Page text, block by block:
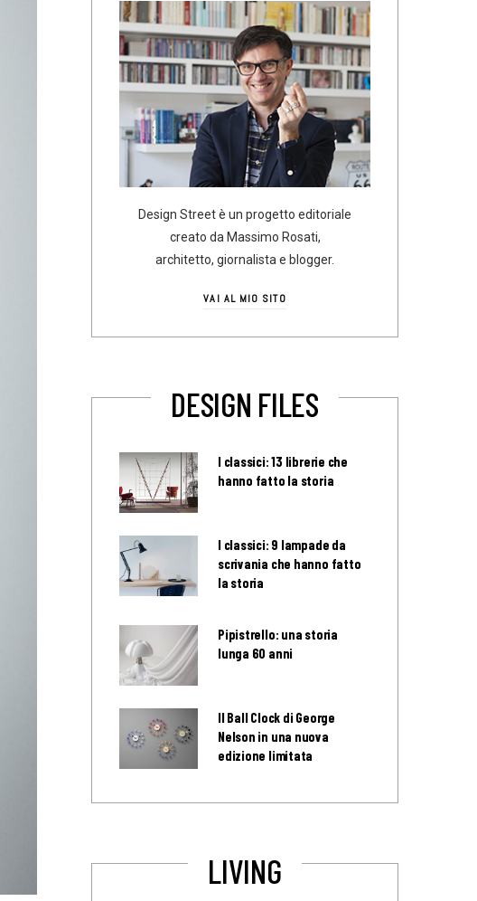
Design Street è un progetto editoriale
creato da Massimo Rosati,
architetto, giornalista e blogger.
VAI AL MIO SITO
DESIGN FILES
I classici: 13 librerie che
hanno fatto la storia
I classici: 9 lampade da
scrivania che hanno fatto
la storia
Pipistrello: una storia
lunga 60 anni
Il Ball Clock di George
Nelson in una nuova
edizione limitata
LIVING